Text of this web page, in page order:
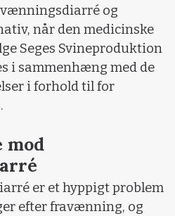
og
når den medicinske
Seges Svineproduktion
i sammenhæng med de
i forhold til for
mod
er et hyppigt problem
efter fravænning, og